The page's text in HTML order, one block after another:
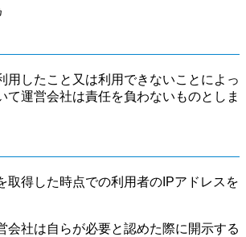
用したこと又は利用できないことによっ
て運営会社は責任を負わないものとしま
取得した時点での利用者のIPアドレスを
会社は自らが必要と認めた際に開示する